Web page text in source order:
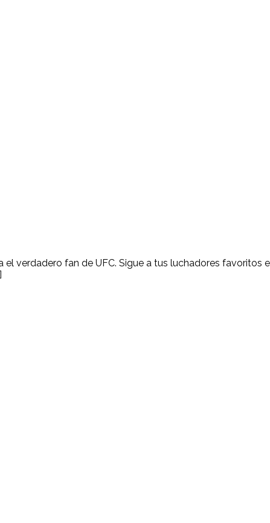
verdadero fan de UFC. Sigue a tus luchadores